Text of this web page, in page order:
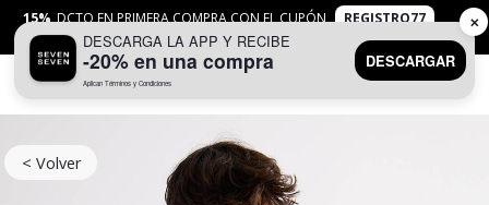
15% DCTO EN PRIMERA COMPRA CON EL CUPÓN
REGISTRO77
APLICANTYC
< Volver
DESCARGA LA APP Y RECIBE
-20% en una compra
Aplican Términos y Condiciones
DESCARGAR
✕